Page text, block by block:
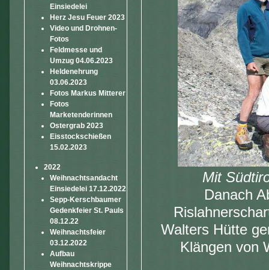
Einsiedelei
Herz Jesu Feuer 2023
Video und Drohnen-
Fotos
Feldmesse und
Umzug 04.06.2023
Heldenehrung
03.06.2023
Fotos Markus Mitterer
Fotos
Marketenderinnen
Ostergrab 2023
Eisstockschießen
15.02.2023
2022
Weihnachtsandacht
Einsiedelei 17.12.2022
Sepp-Kerschbaumer
Gedenkfeier St. Pauls
08.12.22
Weihnachtsfeier
03.12.2022
Aufbau
Weihnachtskrippe
Mit
Danach
Walters Hütte
Klängen von